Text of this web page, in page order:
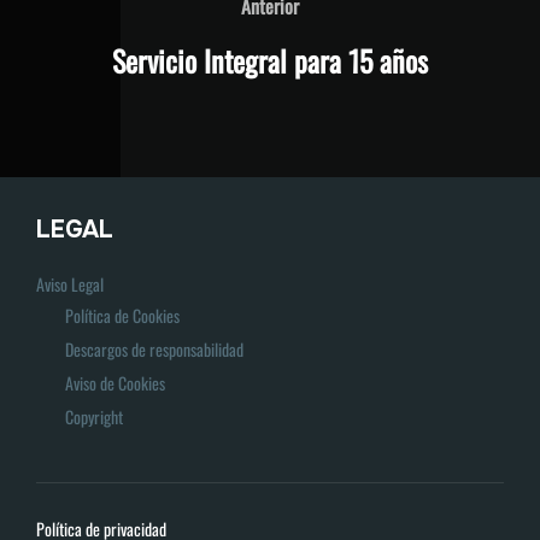
Anterior
Servicio Integral para 15 años
LEGAL
Aviso Legal
Política de Cookies
Descargos de responsabilidad
Aviso de Cookies
Copyright
Política de privacidad